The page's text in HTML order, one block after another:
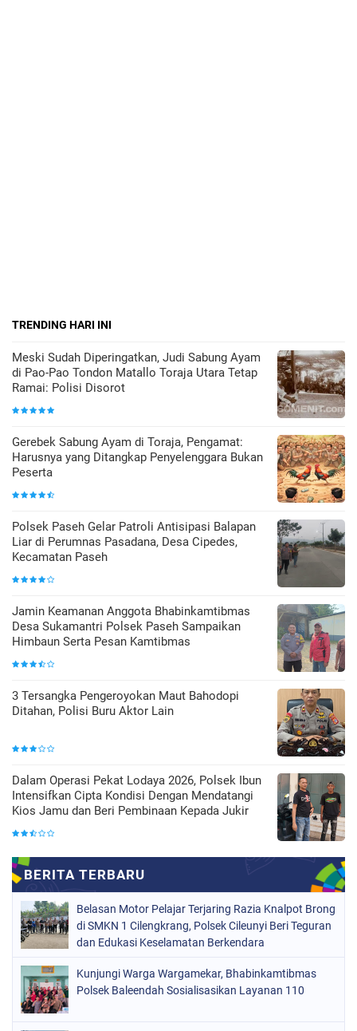
TRENDING HARI INI
Meski Sudah Diperingatkan, Judi Sabung Ayam
di Pao-Pao Tondon Matallo Toraja Utara Tetap
Ramai: Polisi Disorot
Gerebek Sabung Ayam di Toraja, Pengamat:
Harusnya yang Ditangkap Penyelenggara Bukan
Peserta
Polsek Paseh Gelar Patroli Antisipasi Balapan
Liar di Perumnas Pasadana, Desa Cipedes,
Kecamatan Paseh
Jamin Keamanan Anggota Bhabinkamtibmas
Desa Sukamantri Polsek Paseh Sampaikan
Himbaun Serta Pesan Kamtibmas
3 Tersangka Pengeroyokan Maut Bahodopi
Ditahan, Polisi Buru Aktor Lain
Dalam Operasi Pekat Lodaya 2026, Polsek Ibun
Intensifkan Cipta Kondisi Dengan Mendatangi
Kios Jamu dan Beri Pembinaan Kepada Jukir
Belasan Motor Pelajar Terjaring Razia Knalpot Brong
di SMKN 1 Cilengkrang, Polsek Cileunyi Beri Teguran
dan Edukasi Keselamatan Berkendara
Kunjungi Warga Wargamekar, Bhabinkamtibmas
Polsek Baleendah Sosialisasikan Layanan 110